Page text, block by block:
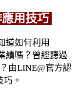
用技巧
道如何利用
績嗎？曾經聽過
由LINE@官方認
。